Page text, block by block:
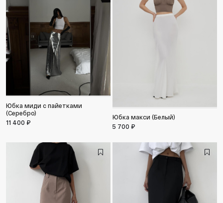
Юбка миди с пайетками
(Серебро)
11 400 ₽
Юбка макси (Белый)
5 700 ₽